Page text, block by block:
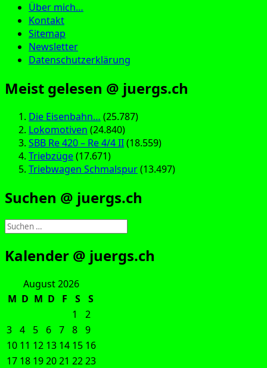
Über mich…
Kontakt
Sitemap
Newsletter
Datenschutzerklärung
Meist gelesen @ juergs.ch
Die Eisenbahn… (25.787)
Lokomotiven (24.840)
SBB Re 420 – Re 4/4 II(18.559)
Triebzüge(17.671)
Triebwagen Schmalspur(13.497)
Suchen @ juergs.ch
Suchen
nach:
Kalender @ juergs.ch
August 2026
M D M D F S
S
1
2
3 4 5 6 7 8 9
10 11 12 13 14 15 16
17 18 192021 2223